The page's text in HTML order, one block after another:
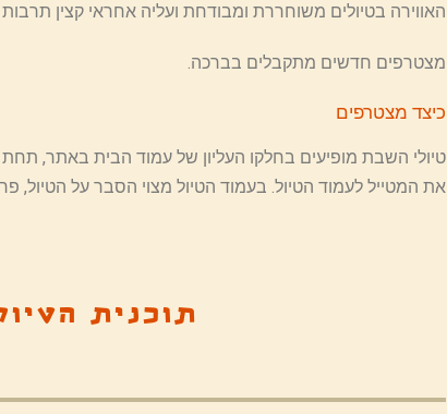
האווירה בטיולים משוחררת ומבודחת ועליה אחראי קצין
מצטרפים חדשים מתקבלים בברכה.
כיצד מצטרפים
טיולי השבת מופיעים בחלקו העליון של עמוד הבית באתר,
את המטייל לעמוד הטיול. בעמוד הטיול מצוי הסבר על הטיול,
תוכנית